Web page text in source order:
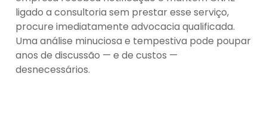
ligado a consultoria sem prestar esse serviço,
procure imediatamente advocacia qualificada.
Uma análise minuciosa e tempestiva pode poupar
anos de discussão — e de custos —
desnecessários.